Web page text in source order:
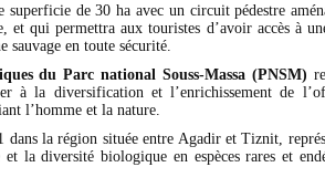
superficie de 30 ha avec un circuit pédestre
et qui permettra aux touristes d’avoir accès à
sauvage en toute sécurité.
du Parc national Souss-Massa (PNSM)
à la diversification et l’enrichissement de
l’homme et la nature.
dans la région située entre Agadir et Tiznit,
la diversité biologique en espèces rares et